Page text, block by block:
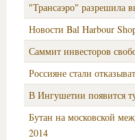
"Трансаэро" разрешила
Новости Bal Harbour
Саммит инвесторов
Россияне стали
В Ингушетии появится
Бутан на московской
2014